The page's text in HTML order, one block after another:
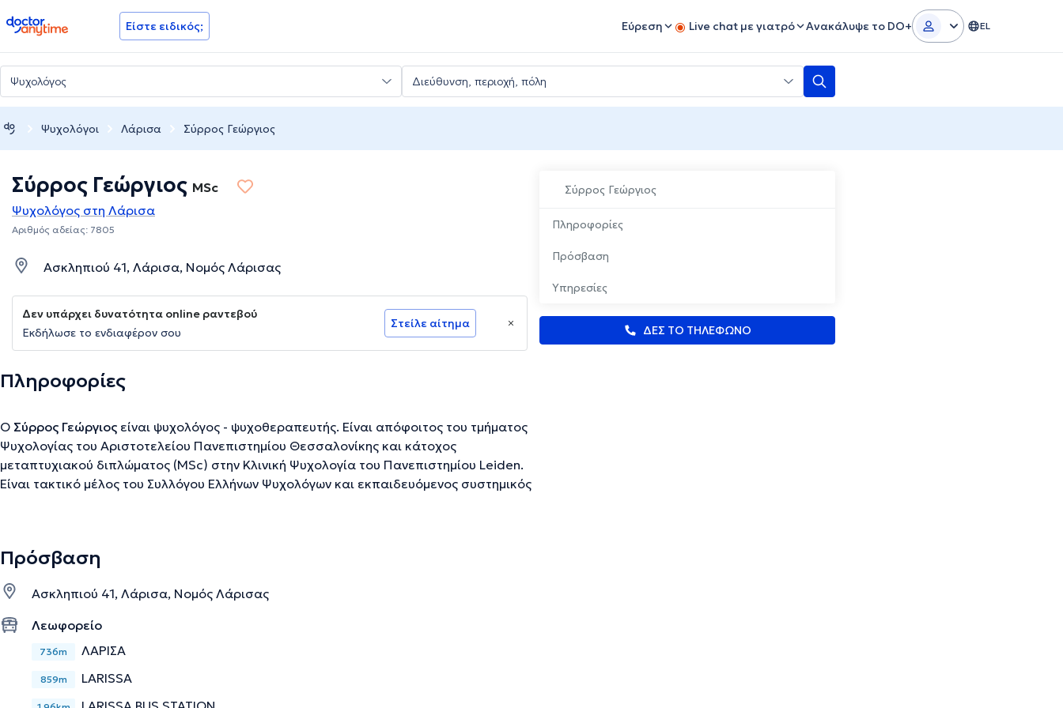
doctoranytime Είστε ειδικός; Εύρεση Live chat με γιατρό Ανακάλυψε το DO+ EL
Ψυχολόγοι Λάρισα Σύρρος Γεώργιος
Σύρρος Γεώργιος
Πληροφορίες
Πρόσβαση
Υπηρεσίες
ΔΕΣ ΤΟ ΤΗΛΕΦΩΝΟ
Σύρρος Γεώργιος MSc
Ψυχολόγος στη Λάρισα
Αριθμός αδείας: 7805
Ασκληπιού 41, Λάρισα, Νομός Λάρισας
Δεν υπάρχει δυνατότητα online ραντεβού
Εκδήλωσε το ενδιαφέρον σου
Στείλε αίτημα
Πληροφορίες
Ο Σύρρος Γεώργιος είναι ψυχολόγος - ψυχοθεραπευτής. Είναι απόφοιτος του τμήματος
Ψυχολογίας του Αριστοτελείου Πανεπιστημίου Θεσσαλονίκης και κάτοχος
μεταπτυχιακού διπλώματος (MSc) στην Κλινική Ψυχολογία του Πανεπιστημίου Leiden.
Είναι τακτικό μέλος του Συλλόγου Ελλήνων Ψυχολόγων και εκπαιδευόμενος συστημικός
Την περιγραφή επιμελείται η ομάδα του doctoranytime βασισμένη σε επαληθευμένες πληροφορίες.
Πρόσβαση
Ασκληπιού 41, Λάρισα, Νομός Λάρισας
Λεωφορείο
736m ΛΑΡΙΣΑ
859m LARISSA